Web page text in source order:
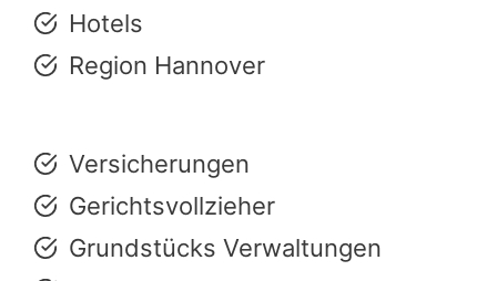
Hotels
Region Hannover
Versicherungen
Gerichtsvollzieher
Grundstücks Verwaltungen